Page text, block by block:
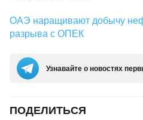
ОАЭ наращивают добычу
разрыва с ОПЕК
Узнавайте о новостях
ПОДЕЛИТЬСЯ